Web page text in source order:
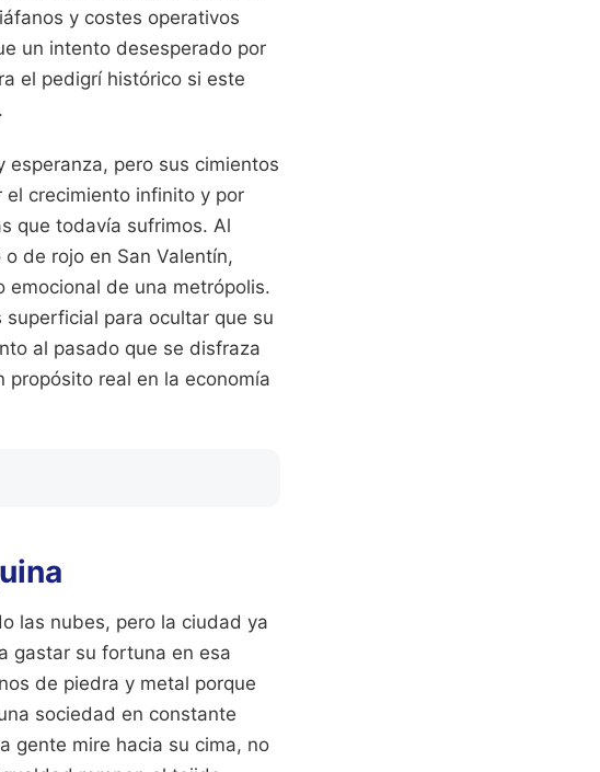
y costes operativos
un intento desesperado por
el pedigrí histórico si este
pero sus cimientos
crecimiento infinito y por
que todavía sufrimos. Al
de rojo en San Valentín,
de una metrópolis.
para ocultar que su
al pasado que se disfraza
real en la economía
las nubes, pero la ciudad ya
gastar su fortuna en esa
de piedra y metal porque
sociedad en constante
gente mire hacia su cima, no